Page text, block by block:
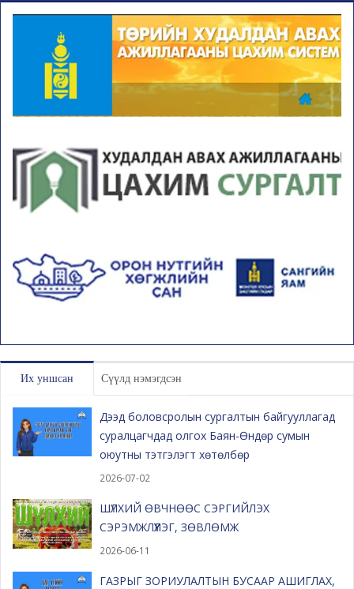
Их уншсан Сүүлд нэмэгдсэн
Дээд боловсролын сургалтын байгууллагад
суралцагчдад олгох Баян-Өндөр сумын
оюутны тэтгэлэгт хөтөлбөр
2026-07-02
ШҮЛХИЙ ӨВЧНӨӨС СЭРГИЙЛЭХ
СЭРЭМЖЛҮҮЛЭГ, ЗӨВЛӨМЖ
2026-06-11
ГАЗРЫГ ЗОРИУЛАЛТЫН БУСААР АШИГЛАХ,